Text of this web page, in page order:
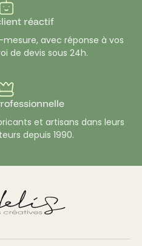
réactif
avec réponse à vos
de devis sous 24h.
et artisans dans leurs
depuis 1990.